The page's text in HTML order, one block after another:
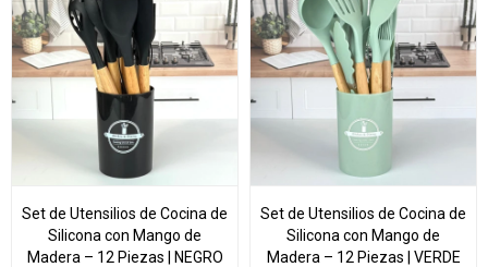
Set de Utensilios de Cocina de
Silicona con Mango de
Madera – 12 Piezas | NEGRO
Set de Utensilios de Cocina de
Silicona con Mango de
Madera – 12 Piezas | VERDE